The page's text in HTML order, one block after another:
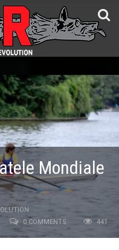
Mondiale
0 COMMENTS 441